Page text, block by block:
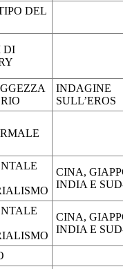
DEL
DI
INDAGINE
SULL’EROS
CINA,
INDIA E
CINA,
INDIA E